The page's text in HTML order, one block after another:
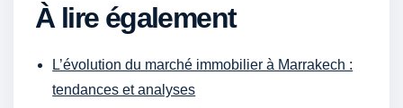
À lire également
L’évolution du marché immobilier à Marrakech :
tendances et analyses